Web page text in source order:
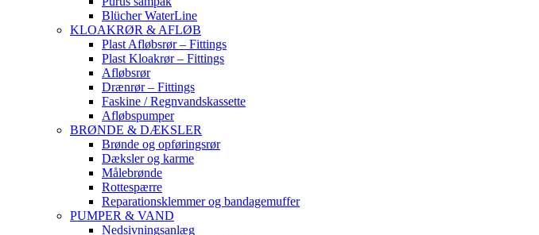
Blücher WaterLine
KLOAKRØR & AFLØB
Plast Afløbsrør – Fittings
Plast Kloakrør – Fittings
Afløbsrør
Drænrør – Fittings
Faskine / Regnvandskassette
Afløbspumper
BRØNDE & DÆKSLER
Brønde og opføringsrør
Dæksler og karme
Målebrønde
Rottespærre
Reparationsklemmer og bandagemuffer
PUMPER & VAND
Nedsivningsanlæg